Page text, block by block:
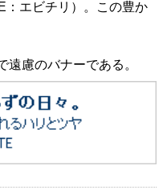
：エビチリ）。この豊か
遠慮のバナーである。